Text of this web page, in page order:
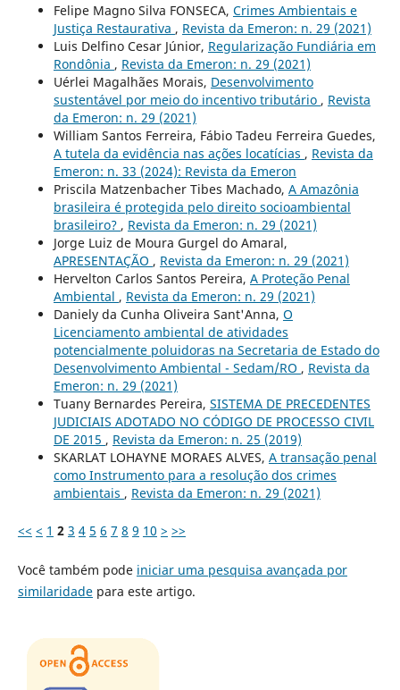
Felipe Magno Silva FONSECA, Crimes Ambientais e
Justiça Restaurativa , Revista da Emeron: n. 29 (2021)
Luis Delfino Cesar Júnior, Regularização Fundiária em
Rondônia , Revista da Emeron: n. 29 (2021)
Uérlei Magalhães Morais, Desenvolvimento
sustentável por meio do incentivo tributário , Revista
da Emeron: n. 29 (2021)
William Santos Ferreira, Fábio Tadeu Ferreira Guedes,
A tutela da evidência nas ações locatícias , Revista da
Emeron: n. 33 (2024): Revista da Emeron
Priscila Matzenbacher Tibes Machado, A Amazônia
brasileira é protegida pelo direito socioambiental
brasileiro? , Revista da Emeron: n. 29 (2021)
Jorge Luiz de Moura Gurgel do Amaral,
APRESENTAÇÃO , Revista da Emeron: n. 29 (2021)
Hervelton Carlos Santos Pereira, A Proteção Penal
Ambiental , Revista da Emeron: n. 29 (2021)
Daniely da Cunha Oliveira Sant'Anna, O
Licenciamento ambiental de atividades
potencialmente poluidoras na Secretaria de Estado do
Desenvolvimento Ambiental - Sedam/RO , Revista da
Emeron: n. 29 (2021)
Tuany Bernardes Pereira, SISTEMA DE PRECEDENTES
JUDICIAIS ADOTADO NO CÓDIGO DE PROCESSO CIVIL
DE 2015 , Revista da Emeron: n. 25 (2019)
SKARLAT LOHAYNE MORAES ALVES, A transação penal
como Instrumento para a resolução dos crimes
ambientais , Revista da Emeron: n. 29 (2021)
<< < 1 2 3 4 5 6 7 8 9 10 > >>
Você também pode iniciar uma pesquisa avançada por
similaridadepara este artigo.